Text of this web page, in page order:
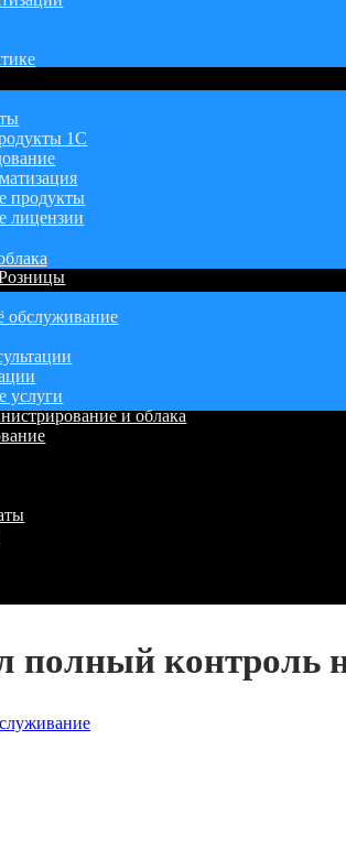
1С
продукты
лицензии
обслуживание
услуги
и облака
контроль